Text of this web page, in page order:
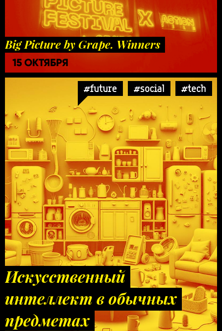
Big Picture by Grape. Winners
15 ОКТЯБРЯ
#future #social #tech
Искусственный
интеллект в обычных
предметах